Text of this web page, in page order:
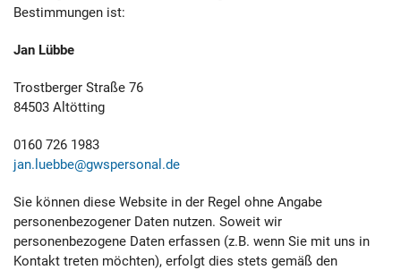
Bestimmungen ist:
Jan Lübbe
Trostberger Straße 76
84503 Altötting
0160 726 1983
jan.luebbe@gwspersonal.de
Sie können diese Website in der Regel ohne Angabe
personenbezogener Daten nutzen. Soweit wir
personenbezogene Daten erfassen (z.B. wenn Sie mit uns in
Kontakt treten möchten), erfolgt dies stets gemäß den